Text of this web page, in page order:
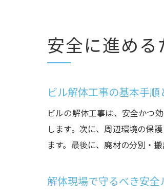
安全に進め
ビル解体工事の基本手
ビルの解体工事は、安全かつ
します。次に、周辺環境の保
ます。最後に、廃材の分別・
解体現場で守るべき安全